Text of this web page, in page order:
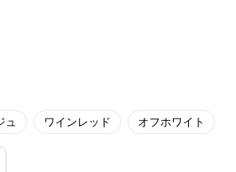
ュ ワインレッド オフホワイト